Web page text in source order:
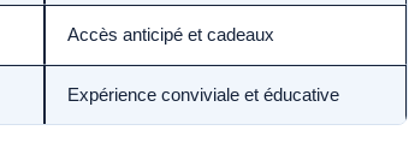
Accès anticipé et cadeaux
Expérience conviviale et éducative